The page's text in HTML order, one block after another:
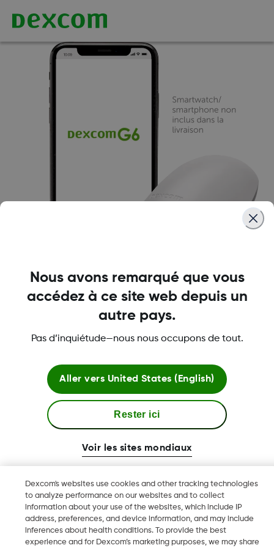
ACTIVATION DEXCOM G6
Félicitations! Votre Dexcom G6
est activé.
DÉMARREZ VOTRE EXPÉRIENCE DE 10 JOURS
Dexcom, Dexcom Clarity, Dexcom Follow, Dexcom One et
Share, Share sont des marques commerciales déposées de
Inc. aux États-Unis et peuvent potentiellement être également
déposées dans d'autres pays.
Dexcom's websites use cookies and other tracking technologies
to analyze performance on our websites and to collect
information about your use of the websites, which include IP
address, preferences, and device information, and may include
inferences about health conditions. To provide the best
experience and for Dexcom’s marketing purposes, we may share
Nous avons remarqué que vous
accédez à ce site web depuis un
autre pays.
Pas d’inquiétude—nous nous occupons de tout.
Aller vers United States (English)
Rester ici
Voir les sites mondiaux